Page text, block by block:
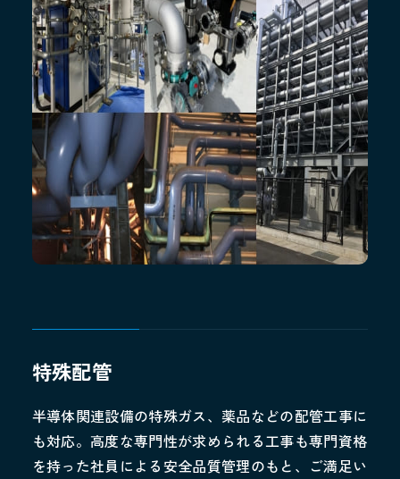
ホーム
地域貢献・SDGs
業務案内
配管工事
特殊配管
半導体関連設備の特殊ガス、薬品などの配管工事に
も対応。高度な専門性が求められる工事も専門資格
を持った社員による安全品質管理のもと、ご満足い